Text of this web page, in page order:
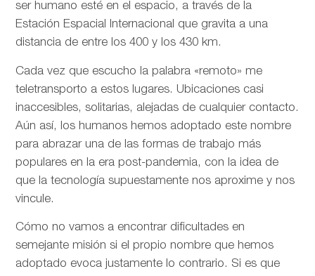
ser humano esté en el espacio, a través de la
Estación Espacial Internacional que gravita a una
distancia de entre los 400 y los 430 km.
Cada vez que escucho la palabra «remoto» me
teletransporto a estos lugares. Ubicaciones casi
inaccesibles, solitarias, alejadas de cualquier contacto.
Aún así, los humanos hemos adoptado este nombre
para abrazar una de las formas de trabajo más
populares en la era post-pandemia, con la idea de
que la tecnología supuestamente nos aproxime y nos
vincule.
Cómo no vamos a encontrar dificultades en
semejante misión si el propio nombre que hemos
adoptado evoca justamente lo contrario. Si es que